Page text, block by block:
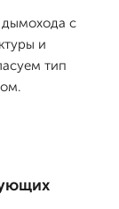
дымохода с
и
тип